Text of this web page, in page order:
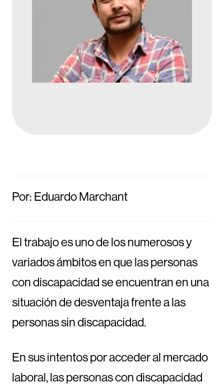
Por: Eduardo Marchant
El trabajo es uno de los numerosos y
variados ámbitos en que las personas
con discapacidad se encuentran en una
situación de desventaja frente a las
personas sin discapacidad.
En sus intentos por acceder al mercado
laboral, las personas con discapacidad